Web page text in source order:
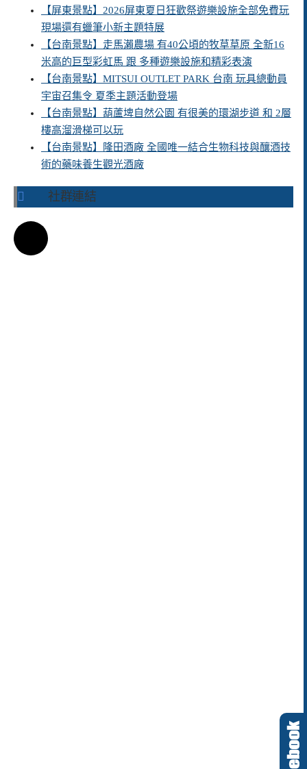
【屏東景點】2026屏東夏日狂歡祭遊樂設施全部免費玩
現場還有蠟筆小新主題特展
【台南景點】走馬瀨農場 有40公頃的牧草草原 全新16
米高的巨型彩虹馬 跟 多種遊樂設施和精彩表演
【台南景點】MITSUI OUTLET PARK 台南 玩具總動員
宇宙召集令 夏季主題活動登場
【台南景點】葫蘆埤自然公園 有很美的環湖步道 和 2層
樓高溜滑梯可以玩
【台南景點】隆田酒廠 全國唯一結合生物科技與釀酒技
術的藥味養生觀光酒廠
社群連結